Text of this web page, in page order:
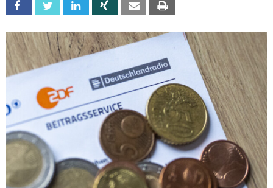
Facebook Twitter Linkedin Xing Email